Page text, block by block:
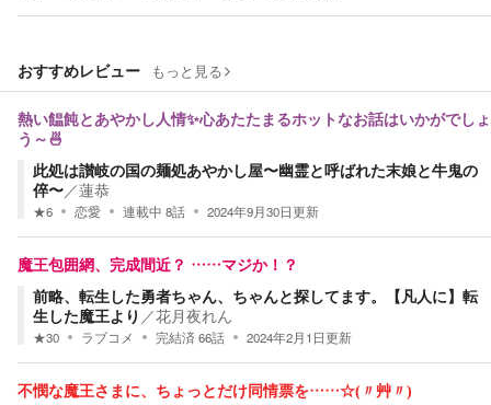
おすすめレビュー もっと見る
熱い饂飩とあやかし人情✨心あたたまるホットなお話はいかがでしょ
う～🍜
此処は讃岐の国の麺処あやかし屋〜幽霊と呼ばれた末娘と牛鬼の
倅〜／蓮恭
★6 恋愛 連載中 8話 2024年9月30日更新
魔王包囲網、完成間近？ ……マジか！？
前略、転生した勇者ちゃん、ちゃんと探してます。【凡人に】転
生した魔王より ／花月夜れん
★30 ラブコメ 完結済66話 2024年2月1日更新
不憫な魔王さまに、ちょっとだけ同情票を……☆(〃艸〃)